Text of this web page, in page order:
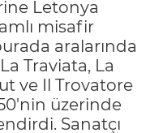
Letonya
misafir
aralarında
Traviata, La
ve Il Trovatore
üzerinde
Sanatçı